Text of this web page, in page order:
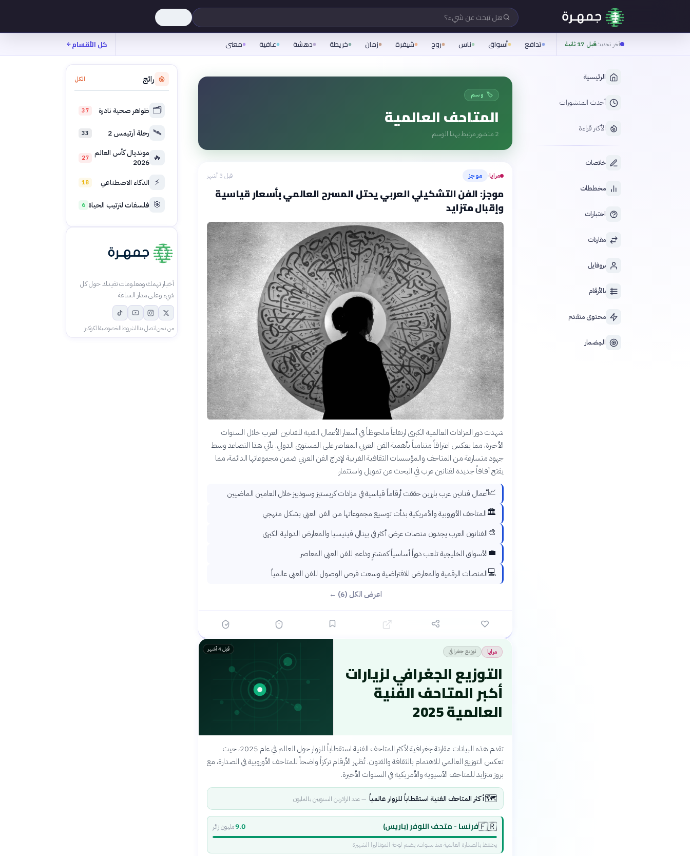
هل تبحث عن شيء؟
آخر تحديثقبل 17 ثانية تدافع أسواق ناس روح شيفرة زمان خريطة دهشة عافية معنى كل الأقسام
الرئيسية
أحدث المنشورات
الأكثر قراءة
خلاصات
مخططات
اختبارات
مقارنات
بروفايل
بالأرقام
محتوى متقدم
المِضمار
🏷️ وسم
المتاحف العالمية
2 منشور مرتبط بهذا الوسم
مرايا› موجز قبل 3 أشهر
موجز: الفن التشكيلي العربي يحتل المسرح العالمي بأسعار قياسية
وإقبال متزايد
شهدت دور المزادات العالمية الكبرى ارتفاعاً ملحوظاً في أسعار الأعمال الفنية للفنانين العرب خلال السنوات
الأخيرة، مما يعكس اعترافاً متنامياً بأهمية الفن العربي المعاصر على المستوى الدولي. يأتي هذا التصاعد وسط
جهود متسارعة من المتاحف والمؤسسات الثقافية الغربية لإدراج الفن العربي ضمن مجموعاتها الدائمة، مما
يفتح آفاقاً جديدة لفنانين عرب في البحث عن تمويل واستثمار.
📈أعمال فنانين عرب بارزين حققت أرقاماً قياسية في مزادات كريستيز وسوذبيز خلال العامين الماضيين
🏛️المتاحف الأوروبية والأمريكية بدأت توسيع مجموعاتها من الفن العربي بشكل منهجي
🎨الفنانون العرب يجدون منصات عرض أكثر في بينالي فينيسيا والمعارض الدولية الكبرى
💼الأسواق الخليجية تلعب دوراً أساسياً كمشترٍ وداعم للفن العربي المعاصر
💻المنصات الرقمية والمعارض الافتراضية وسعت فرص الوصول للفن العربي عالمياً
اعرض الكل (6) ←
مرايا توزيع جغرافي
التوزيع الجغرافي لزيارات
أكبر المتاحف الفنية
العالمية 2025
قبل 4 أشهر
تقدم هذه البيانات مقارنة جغرافية لأكثر المتاحف الفنية استقطاباً للزوار حول العالم في عام 2025، حيث
تعكس التوزيع العالمي للاهتمام بالثقافة والفنون. تُظهر الأرقام تركزاً واضحاً للمتاحف الأوروبية في الصدارة، مع
بروز متزايد للمتاحف الآسيوية والأمريكية في السنوات الأخيرة.
🗺️أكثر المتاحف الفنية استقطاباً للزوار عالمياً —عدد الزائرين السنويين بالمليون
🇫🇷فرنسا - متحف اللوفر (باريس) 9.0مليون زائر
يحتفظ بالصدارة العالمية منذ سنوات، يضم لوحة الموناليزا الشهيرة
رائج الكل
🗂️ ظواهر صحية نادرة 37
🛰️ رحلة أرتيمس 2 33
🔥 مونديال كأس العالم
2026
27
⚡ الذكاء الاصطناعي 18
🎯 فلسفات لترتيب الحياة 6
أخبار تهمك ومعلومات تفيدك حول كل
شيء وعلى مدار الساعة
من نحناتصل بناالشروطالخصوصيةالكوكيز